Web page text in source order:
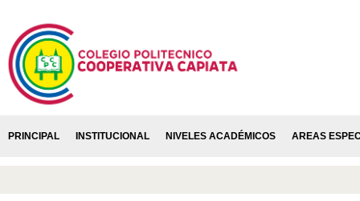
PRINCIPAL INSTITUCIONAL NIVELES ACADÉMICOS AREAS